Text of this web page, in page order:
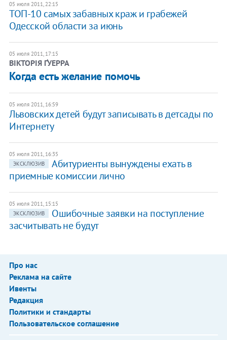
05 июля 2011, 22:15
ТОП-10 самых забавных краж и грабежей
Одесской области за июнь
05 июля 2011, 17:15
ВІКТОРІЯ ҐУЕРРА
Когда есть желание помочь
05 июля 2011, 16:59
Львовских детей будут записывать в детсады по
Интернету
05 июля 2011, 16:35
ЭКСКЛЮЗИВ
Абитуриенты вынуждены ехать в
приемные комиссии лично
05 июля 2011, 15:15
ЭКСКЛЮЗИВ
Ошибочные заявки на поступление
засчитывать не будут
Про нас
Реклама на сайте
Ивенты
Редакция
Политики и стандарты
Пользовательское соглашение